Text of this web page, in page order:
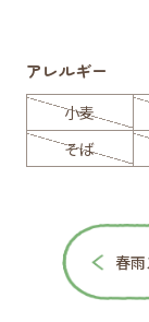
アレルギー
小麦
そば
春